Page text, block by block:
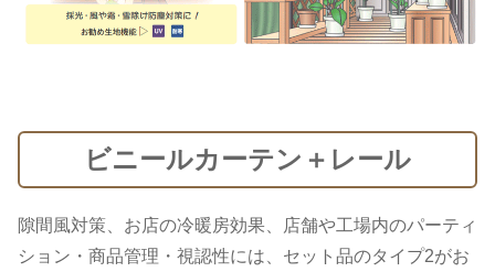
ビニールカーテン＋レール
隙間風対策、お店の冷暖房効果、店舗や工場内のパーティ
ション・商品管理・視認性には、セット品のタイプ2がお